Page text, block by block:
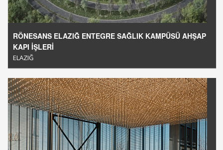
RÖNESANS ELAZIĞ ENTEGRE SAĞLIK KAMPÜSÜ AHŞAP
KAPI İŞLERİ
ELAZIĞ